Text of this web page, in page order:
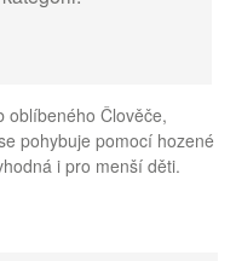
oblíbeného Člověče,
pohybuje pomocí hozené
i pro menší děti.